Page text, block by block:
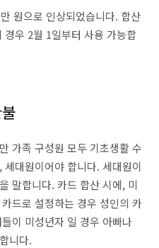
원으로 인상되었습니다. 합산
우 2월 1일부터 사용 가능합
가족 구성원 모두 기초생활 수
대원이어야 합니다. 세대원이
말합니다. 카드 합산 시에, 미
드로 설정하는 경우 성인의 카
이 미성년자 일 경우 아빠나
니다.